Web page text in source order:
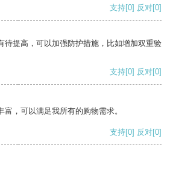
支持[0] 反对[0]
待提高，可以加强防护措施，比如增加双重验
支持[0] 反对[0]
，可以满足我所有的购物需求。
支持[0] 反对[0]